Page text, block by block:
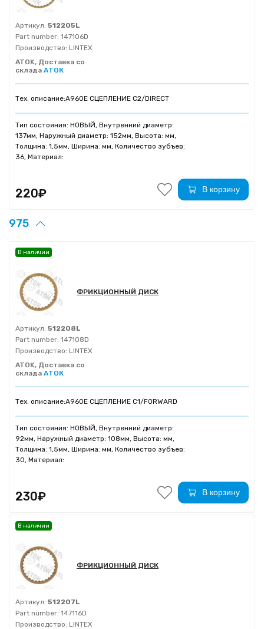
Артикул: 512205L
Part number: 147106D
Производство: LINTEX
ATOK, Доставка со
склада АТОК
Тех. описание:A960E СЦЕПЛЕНИЕ C2/DIRECT
Тип состояния: НОВЫЙ, Внутренний диаметр:
137мм, Наружный диаметр: 152мм, Высота: мм,
Толщина: 1,5мм, Ширина: мм, Количество зубъев:
36, Материал:
220₽ В корзину
975
ФРИКЦИОННЫЙ ДИСК
Артикул: 512208L
Part number: 147108D
Производство: LINTEX
ATOK, Доставка со
склада АТОК
Тех. описание:A960E СЦЕПЛЕНИЕ C1/FORWARD
Тип состояния: НОВЫЙ, Внутренний диаметр:
92мм, Наружный диаметр: 108мм, Высота: мм,
Толщина: 1,5мм, Ширина: мм, Количество зубъев:
30, Материал:
В наличии
230₽ В корзину
ФРИКЦИОННЫЙ ДИСК
Артикул: 512207L
Part number: 147116D
Производство: LINTEX
В наличии